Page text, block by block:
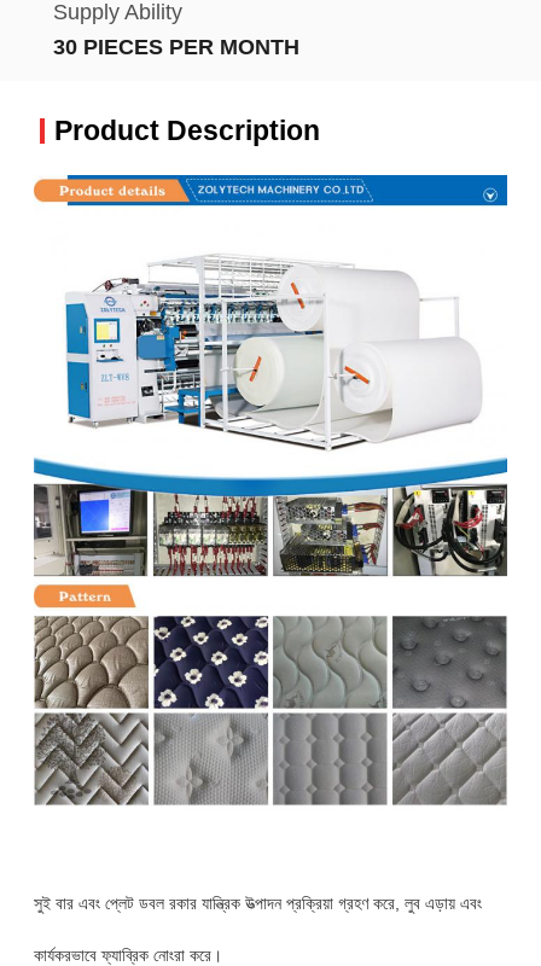
Supply Ability
30 PIECES PER MONTH
Product Description
সুই বার এবং প্লেট ডবল রকার যান্ত্রিক উত্পাদন প্রক্রিয়া গ্রহণ করে, লুব এড়ায় এবং
কার্যকরভাবে ফ্যাব্রিক নোংরা করে।